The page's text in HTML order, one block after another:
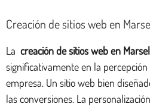
Creación de sitios web en
La creación de sitios web en
significativamente en la
empresa. Un sitio web bien
las conversiones. La